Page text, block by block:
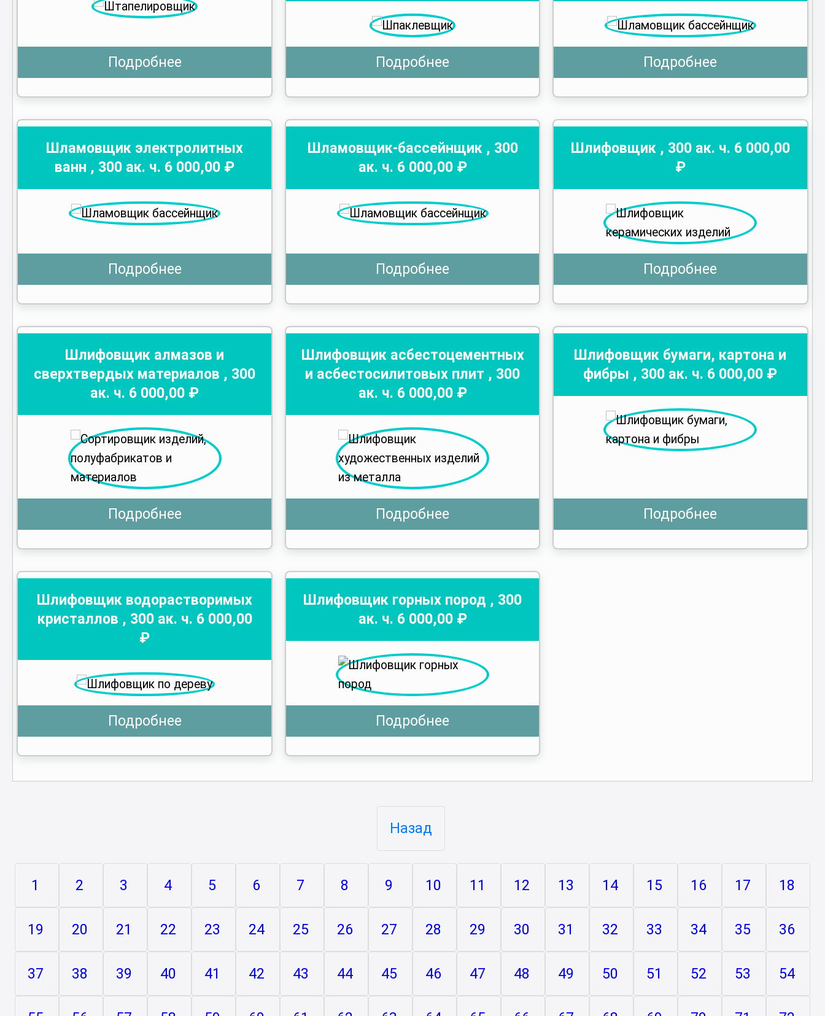
Подробнее Подробнее Подробнее
Шламовщик электролитных
ванн , 300 ак. ч. 6 000,00 ₽
Подробнее
Шламовщик-бассейнщик , 300
ак. ч. 6 000,00 ₽
Подробнее
Шлифовщик , 300ак. ч. 6 000,00
₽
Подробнее
Шлифовщик алмазов и
сверхтвердых материалов , 300
ак. ч. 6 000,00 ₽
Подробнее
Шлифовщик асбестоцементных
и асбестосилитовых плит , 300
ак. ч. 6 000,00 ₽
Подробнее
Шлифовщик бумаги, картона и
фибры , 300 ак. ч. 6 000,00 ₽
Подробнее
Шлифовщик водорастворимых
кристаллов , 300ак. ч. 6 000,00
₽
Подробнее
Шлифовщик горных пород , 300
ак. ч. 6 000,00 ₽
Подробнее
Назад
1 2 3 4 5 6 7 8 9 10 11 12 13 14 15 16 17 18
19 20 21 22 23 24 25 26 27 28 29 30 31 32 33 34 35 36
37 38 39 40 41 42 43 44 45 46 47 48 49 50 51 52 53 54